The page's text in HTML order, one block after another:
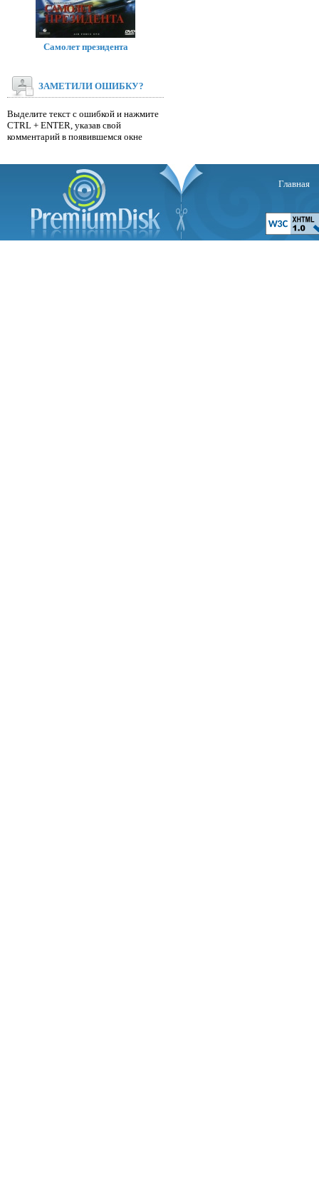
Самолет президента
ЗАМЕТИЛИ ОШИБКУ?
Выделите текст с ошибкой и нажмите
CTRL + ENTER, указав свой
комментарий в появившемся окне
Главная